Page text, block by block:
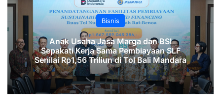
Bisnis
Anak Usaha Jasa Marga dan BSI
Sepakati Kerja Sama Pembiayaan SLF
‎Senilai Rp1,56 Triliun di Tol Bali Mandara‎‎